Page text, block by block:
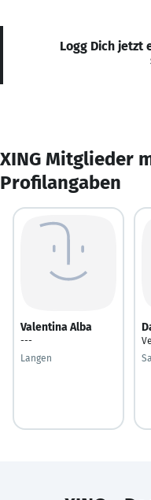
Logg Dich jetzt
XING Mitglieder
Profilangaben
Valentina Alba
---
Langen